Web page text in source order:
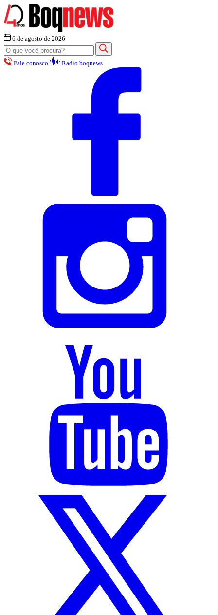
6 de agosto de 2026
Fale conosco Radio boqnews